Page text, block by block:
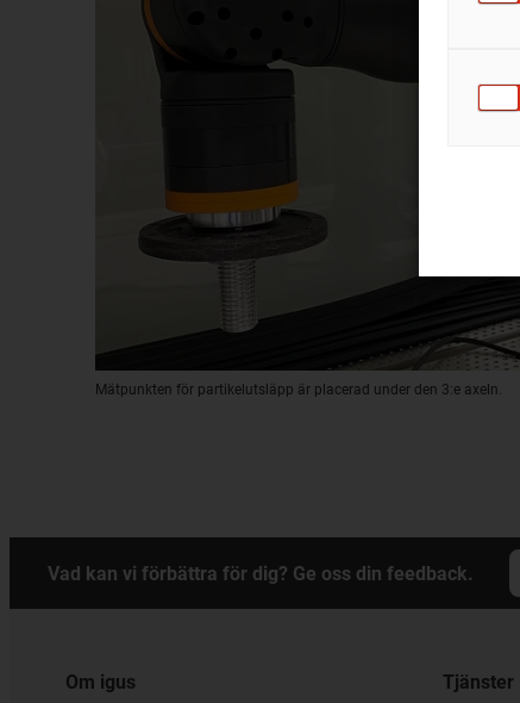
Mätpunkten för partikelutsläpp är placerad under den 3:e axeln.
Vad kan vi förbättra för dig? Ge oss din feedback.
Om igus Tjänster